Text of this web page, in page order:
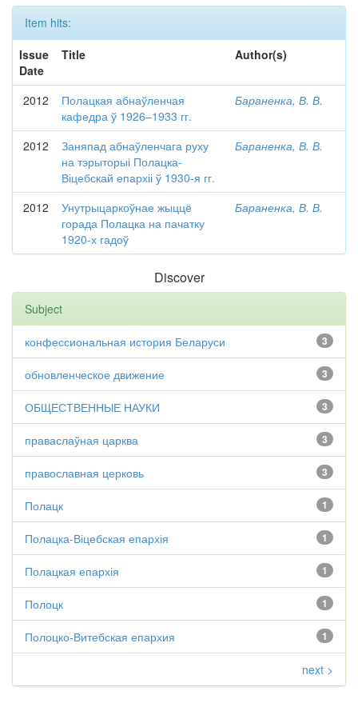
Item hits:
Issue
Date
Title Author(s)
2012
Полацкая абнаўленчая
кафедра ў 1926–1933 гг.
Бараненка, В. В.
2012
Заняпад абнаўленчага руху
на тэрыторыі Полацка-
Віцебскай епархіі ў 1930-я гг.
Бараненка, В. В.
2012
Унутрыцаркоўнае жыццё
горада Полацка на пачатку
1920-х гадоў
Бараненка, В. В.
Discover
Subject
3
конфессиональная история Беларуси
3
обновленческое движение
3
ОБЩЕСТВЕННЫЕ НАУКИ
3
праваслаўная царква
3
православная церковь
1
Полацк
1
Полацка-Віцебская епархія
1
Полацкая епархія
1
Полоцк
1
Полоцко-Витебская епархия
next >